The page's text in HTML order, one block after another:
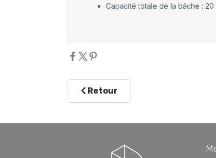
Capacité totale de la bâche : 20
Retour